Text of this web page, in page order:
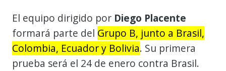
El equipo dirigido por Diego Placente
formará parte del Grupo B, junto a Brasil,
Colombia, Ecuador y Bolivia. Su primera
prueba será el 24 de enero contra Brasil.